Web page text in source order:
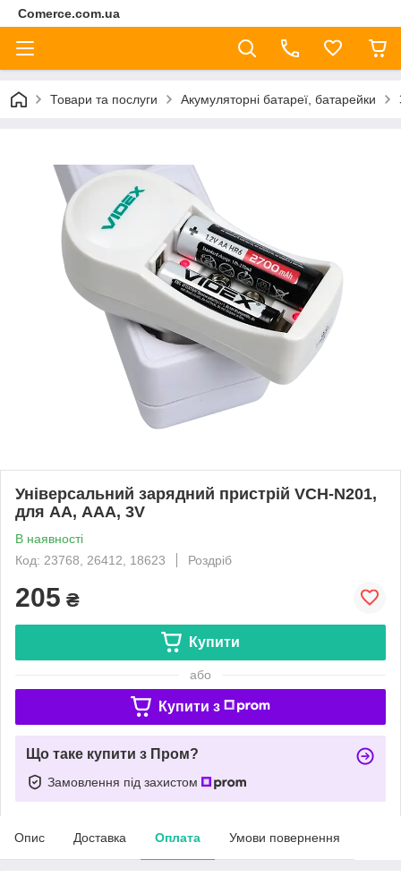
Comerce.com.ua
Товари та послуги Акумуляторні батареї, батарейки
Універсальний зарядний пристрій VCH-N201,
для АА, ААА, 3V
В наявності
Код: 23768, 26412, 18623
Роздріб
205 ₴
Купити
або
Купити з
Що таке купити з Пром?
Замовлення під захистом
Опис Доставка Оплата Умови повернення